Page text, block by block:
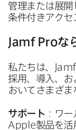
管理または​展開
条件付きアクセ
Jamf Proな
私たちは、 Jamf
採用、​導入、​お
おいてさまざま
サポート ：ワ
Apple製品を​活